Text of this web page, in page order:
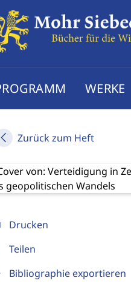
WERKE
Zurück zum Heft
Drucken
Teilen
Bibliographie exportieren